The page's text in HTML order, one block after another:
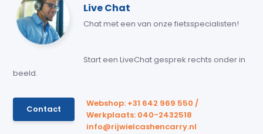
Live Chat
Chat met een van onze fietsspecialisten!
Start een LiveChat gesprek rechts onder in
beeld.
Contact
Webshop: +31 642 969 550 /
Werkplaats: 040-2432518
info@rijwielcashencarry.nl